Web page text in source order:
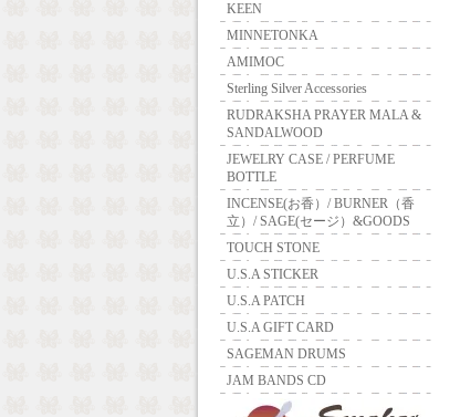
KEEN
MINNETONKA
AMIMOC
Sterling Silver Accessories
RUDRAKSHA PRAYER MALA &
SANDALWOOD
JEWELRY CASE / PERFUME
BOTTLE
INCENSE(お香）/ BURNER（香
立）/ SAGE(セージ）&GOODS
TOUCH STONE
U.S.A STICKER
U.S.A PATCH
U.S.A GIFT CARD
SAGEMAN DRUMS
JAM BANDS CD